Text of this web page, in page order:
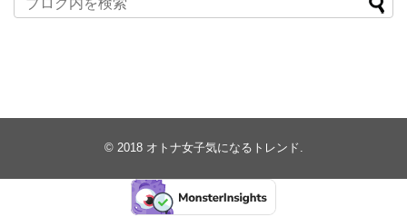
© 2018 オトナ女子気になるトレンド